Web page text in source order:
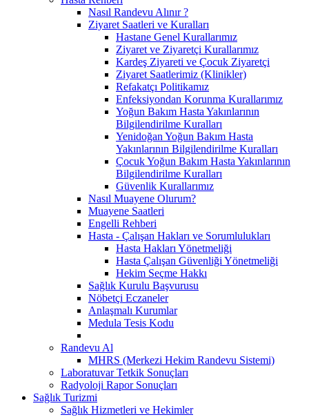
Nasıl Randevu Alınır ?
Ziyaret Saatleri ve Kuralları
Hastane Genel Kurallarımız
Ziyaret ve Ziyaretçi Kurallarımız
Kardeş Ziyareti ve Çocuk Ziyaretçi
Ziyaret Saatlerimiz (Klinikler)
Refakatçı Politikamız
Enfeksiyondan Korunma Kurallarımız
Yoğun Bakım Hasta Yakınlarının
Bilgilendirilme Kuralları
Yenidoğan Yoğun Bakım Hasta
Yakınlarının Bilgilendirilme Kuralları
Çocuk Yoğun Bakım Hasta Yakınlarının
Bilgilendirilme Kuralları
Güvenlik Kurallarımız
Nasıl Muayene Olurum?
Muayene Saatleri
Engelli Rehberi
Hasta - Çalışan Hakları ve Sorumlulukları
Hasta Hakları Yönetmeliği
Hasta Çalışan Güvenliği Yönetmeliği
Hekim Seçme Hakkı
Sağlık Kurulu Başvurusu
Nöbetçi Eczaneler
Anlaşmalı Kurumlar
Medula Tesis Kodu
Randevu Al
MHRS (Merkezi Hekim Randevu Sistemi)
Laboratuvar Tetkik Sonuçları
Radyoloji Rapor Sonuçları
Sağlık Turizmi
Sağlık Hizmetleri ve Hekimler